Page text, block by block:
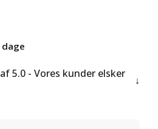
dage
5.0 - Vores kunder elsker